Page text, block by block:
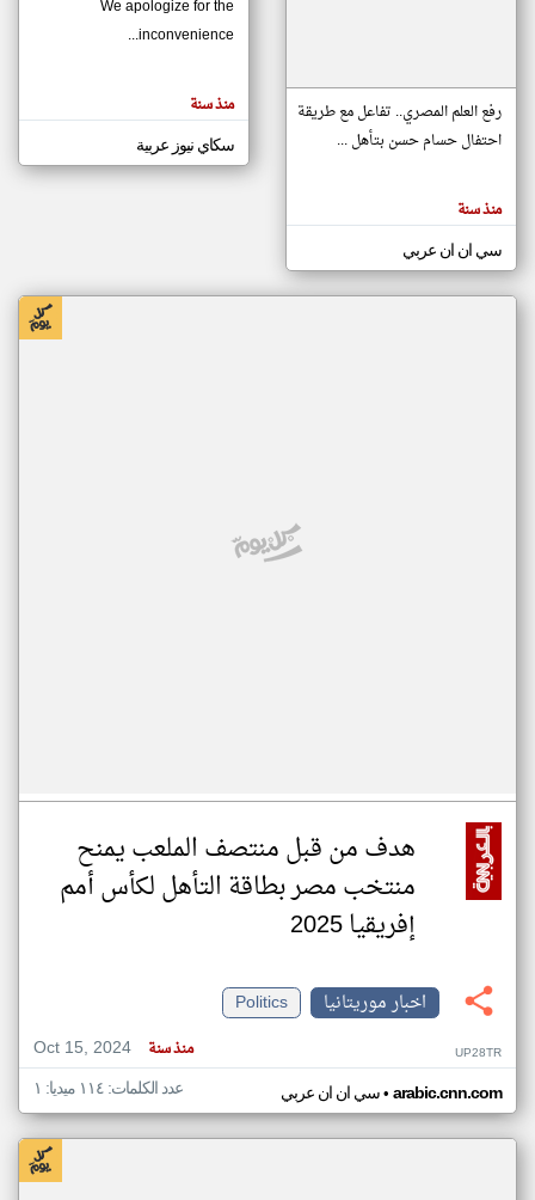
مصادر الأخبار من موريتانيا
اخبار موريتانيا على مدار الساعة
أهم اخبار موريتانيا العاجلة والمباشرة
المقالات
الموجوده
هنا عن
رفع العلم المصري.. تفاعل مع طريقة
احتفال حسام حسن بتأهل ...
منذ سنة
سي ان ان عربي
We apologize for the
inconvenience...
منذ سنة
سكاي نيوز عربية
هدف من قبل منتصف الملعب يمنح
منتخب مصر بطاقة التأهل لكأس أمم
إفريقيا 2025
اخبار موريتانيا
Politics
Oct 15, 2024
منذ سنة UP28TR
سي ان ان عربي• arabic.cnn.com عدد الكلمات: ١١٤ ميديا: ١
klyoum.com